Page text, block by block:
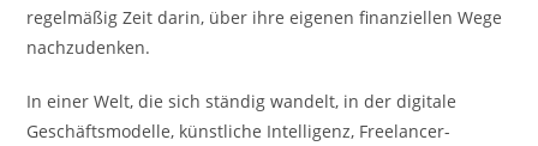
regelmäßig Zeit darin, über ihre eigenen finanziellen Wege
nachzudenken.
In einer Welt, die sich ständig wandelt, in der digitale
Geschäftsmodelle, künstliche Intelligenz, Freelancer-